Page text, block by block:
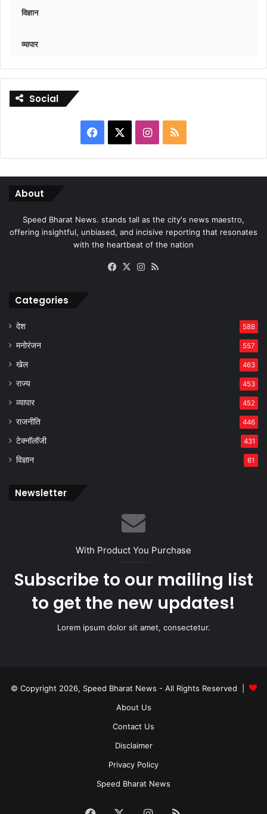
विज्ञान
व्यापार
Social
Facebook Instagram
RSS
About
Speed Bharat News. stands tall as the city's news maestro,
offering insightful, unbiased, and incisive reporting that resonates
with the heartbeat of the nation
Facebook
X Instagram
Categories
देश 588
मनोरंजन 557
खेल 463
राज्य 453
व्यापार 452
राजनीति 446
टेक्नॉलॉजी 431
विज्ञान 61
Newsletter
With Product You Purchase
Subscribe to our mailing list
to get the new updates!
Lorem ipsum dolor sit amet, consectetur.
© Copyright 2026, Speed Bharat News - All Rights Reserved |
About Us
Contact Us
Disclaimer
Privacy Policy
Speed Bharat News